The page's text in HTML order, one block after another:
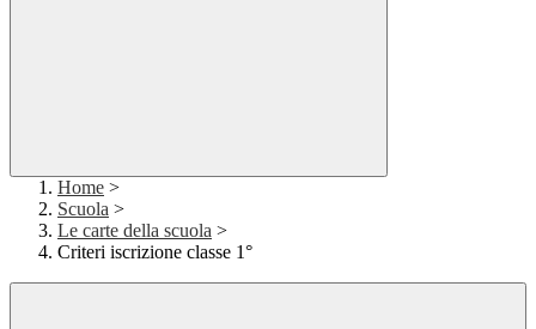
Home >
Scuola >
Le carte della scuola >
Criteri iscrizione classe 1°